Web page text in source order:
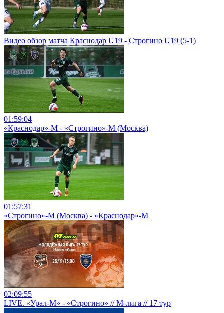
Видео обзор матча Краснодар U19 - Строгино U19 (5-1)
01:59:04
«Краснодар»-М - «Строгино»-М (Москва)
01:57:31
«Строгино»-М (Москва) - «Краснодар»-М
02:09:55
LIVE. «Урал-М» - «Строгино» // М-лига // 17 тур